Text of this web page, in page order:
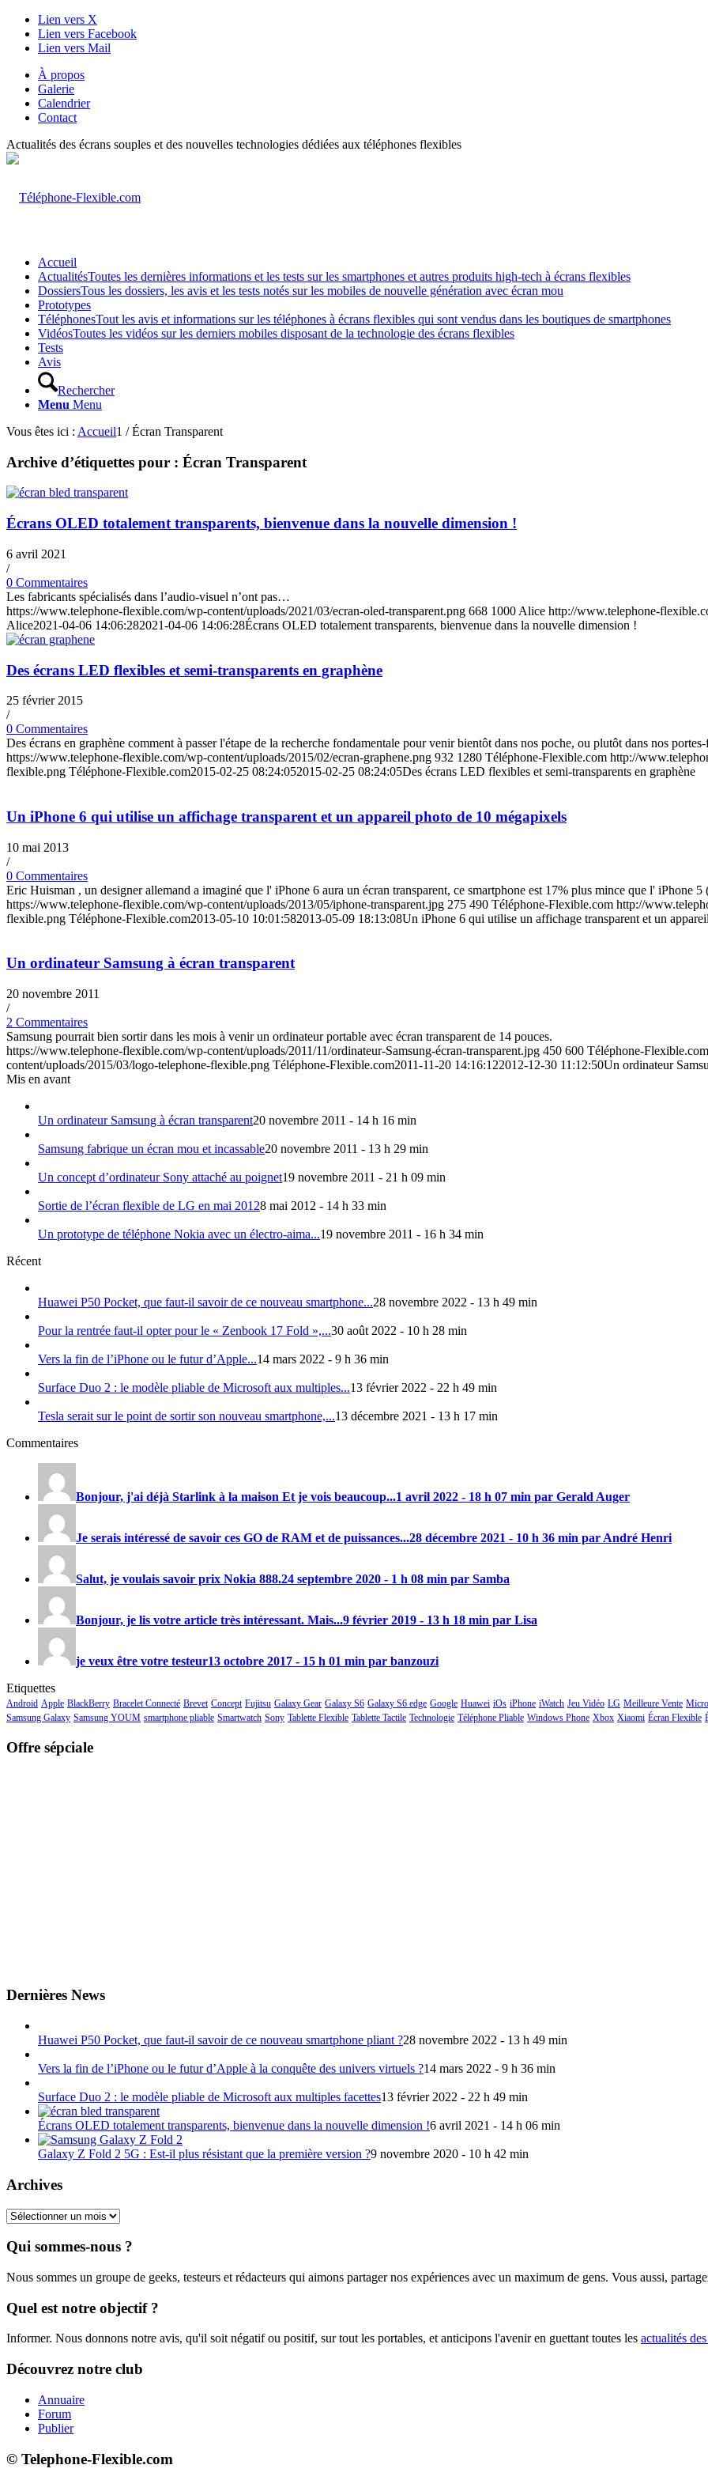
Lien vers X
Lien vers Facebook
Lien vers Mail
À propos
Galerie
Calendrier
Contact
Actualités des écrans souples et des nouvelles technologies dédiées aux téléphones flexibles
Accueil
ActualitésToutes les dernières informations et les tests sur les smartphones et autres produits high-tech à écrans flexibles
DossiersTous les dossiers, les avis et les tests notés sur les mobiles de nouvelle génération avec écran mou
Prototypes
TéléphonesTout les avis et informations sur les téléphones à écrans flexibles qui sont vendus dans les boutiques de smartphones
VidéosToutes les vidéos sur les derniers mobiles disposant de la technologie des écrans flexibles
Tests
Avis
Rechercher
Menu Menu
Vous êtes ici : Accueil1 / Écran Transparent
Archive d’étiquettes pour : Écran Transparent
Écrans OLED totalement transparents, bienvenue dans la nouvelle dimension !
6 avril 2021
/
0 Commentaires
Les fabricants spécialisés dans l’audio-visuel n’ont pas…
https://www.telephone-flexible.com/wp-content/uploads/2021/03/ecran-oled-transparent.png 668 1000 Alice http://www.telephone-
Alice2021-04-06 14:06:282021-04-06 14:06:28Écrans OLED totalement transparents, bienvenue dans la nouvelle dimension !
Des écrans LED flexibles et semi-transparents en graphène
25 février 2015
/
0 Commentaires
Des écrans en graphène comment à passer l'étape de la recherche fondamentale pour venir bientôt dans nos poche, ou plutôt dans nos
https://www.telephone-flexible.com/wp-content/uploads/2015/02/ecran-graphene.png 932 1280 Téléphone-Flexible.com http://
flexible.png Téléphone-Flexible.com2015-02-25 08:24:052015-02-25 08:24:05Des écrans LED flexibles et semi-transparents en graphène
Un iPhone 6 qui utilise un affichage transparent et un appareil photo de 10 mégapixels
10 mai 2013
/
0 Commentaires
Eric Huisman , un designer allemand a imaginé que l' iPhone 6 aura un écran transparent, ce smartphone est 17% plus mince que l' iPhone 5
https://www.telephone-flexible.com/wp-content/uploads/2013/05/iphone-transparent.jpg 275 490 Téléphone-Flexible.com http://
flexible.png Téléphone-Flexible.com2013-05-10 10:01:582013-05-09 18:13:08Un iPhone 6 qui utilise un affichage transparent et un
Un ordinateur Samsung à écran transparent
20 novembre 2011
/
2 Commentaires
Samsung pourrait bien sortir dans les mois à venir un ordinateur portable avec écran transparent de 14 pouces.
https://www.telephone-flexible.com/wp-content/uploads/2011/11/ordinateur-Samsung-écran-transparent.jpg 450 600 Téléphone-Flexible.com
content/uploads/2015/03/logo-telephone-flexible.png Téléphone-Flexible.com2011-11-20 14:16:122012-12-30 11:12:50Un ordinateur
Mis en avant
Un ordinateur Samsung à écran transparent20 novembre 2011 - 14 h 16 min
Samsung fabrique un écran mou et incassable20 novembre 2011 - 13 h 29 min
Un concept d’ordinateur Sony attaché au poignet19 novembre 2011 - 21 h 09 min
Sortie de l’écran flexible de LG en mai 20128 mai 2012 - 14 h 33 min
Un prototype de téléphone Nokia avec un électro-aima...19 novembre 2011 - 16 h 34 min
Récent
Huawei P50 Pocket, que faut-il savoir de ce nouveau smartphone...28 novembre 2022 - 13 h 49 min
Pour la rentrée faut-il opter pour le « Zenbook 17 Fold »,...30 août 2022 - 10 h 28 min
Vers la fin de l’iPhone ou le futur d’Apple...14 mars 2022 - 9 h 36 min
Surface Duo 2 : le modèle pliable de Microsoft aux multiples...13 février 2022 - 22 h 49 min
Tesla serait sur le point de sortir son nouveau smartphone,...13 décembre 2021 - 13 h 17 min
Commentaires
Bonjour, j'ai déjà Starlink à la maison Et je vois beaucoup...1 avril 2022 - 18 h 07 min par Gerald Auger
Je serais intéressé de savoir ces GO de RAM et de puissances...28 décembre 2021 - 10 h 36 min par André Henri
Salut, je voulais savoir prix Nokia 888.24 septembre 2020 - 1 h 08 min par Samba
Bonjour, je lis votre article très intéressant. Mais...9 février 2019 - 13 h 18 min par Lisa
je veux être votre testeur13 octobre 2017 - 15 h 01 min par banzouzi
Etiquettes
Android Apple BlackBerry Bracelet Connecté Brevet Concept Fujitsu Galaxy Gear Galaxy S6 Galaxy S6 edge Google Huawei iOs iPhone iWatch Jeu Vidéo LG Meilleure Vente
Samsung Galaxy Samsung YOUM smartphone pliable Smartwatch Sony Tablette Flexible Tablette Tactile Technologie Téléphone Pliable Windows Phone Xbox Xiaomi Écran Flexible
Offre sépciale
Dernières News
Huawei P50 Pocket, que faut-il savoir de ce nouveau smartphone pliant ?28 novembre 2022 - 13 h 49 min
Vers la fin de l’iPhone ou le futur d’Apple à la conquête des univers virtuels ?14 mars 2022 - 9 h 36 min
Surface Duo 2 : le modèle pliable de Microsoft aux multiples facettes13 février 2022 - 22 h 49 min
Écrans OLED totalement transparents, bienvenue dans la nouvelle dimension !6 avril 2021 - 14 h 06 min
Galaxy Z Fold 2 5G : Est-il plus résistant que la première version ?9 novembre 2020 - 10 h 42 min
Archives
Archives
Qui sommes-nous ?
Nous sommes un groupe de geeks, testeurs et rédacteurs qui aimons partager nos expériences avec un maximum de gens. Vous aussi,
Quel est notre objectif ?
Informer. Nous donnons notre avis, qu'il soit négatif ou positif, sur tout les portables, et anticipons l'avenir en guettant toutes les actualités
Découvrez notre club
Annuaire
Forum
Publier
© Telephone-Flexible.com